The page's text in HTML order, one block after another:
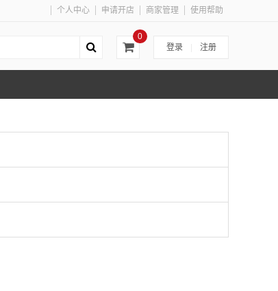
个人中心 申请开店 商家管理 使用帮助
登录 注册
0